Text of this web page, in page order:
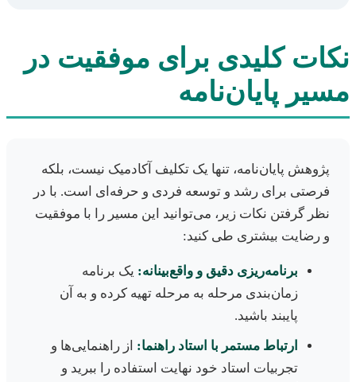
نکات کلیدی برای موفقیت در
مسیر پایان‌نامه
پژوهش پایان‌نامه، تنها یک تکلیف آکادمیک نیست، بلکه
فرصتی برای رشد و توسعه فردی و حرفه‌ای است. با در
نظر گرفتن نکات زیر، می‌توانید این مسیر را با موفقیت
و رضایت بیشتری طی کنید:
برنامه‌ریزی دقیق و واقع‌بینانه: یک برنامه
زمان‌بندی مرحله به مرحله تهیه کرده و به آن
پایبند باشید.
ارتباط مستمر با استاد راهنما: از راهنمایی‌ها و
تجربیات استاد خود نهایت استفاده را ببرید و